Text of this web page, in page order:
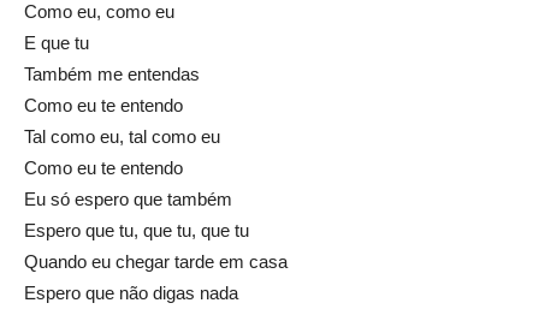
Como eu, como eu
E que tu
Também me entendas
Como eu te entendo
Tal como eu, tal como eu
Como eu te entendo
Eu só espero que também
Espero que tu, que tu, que tu
Quando eu chegar tarde em casa
Espero que não digas nada